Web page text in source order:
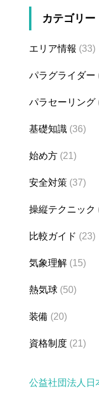
カテゴリー
エリア情報 (33)
パラグライダー
パラセーリング
基礎知識 (36)
始め方 (21)
安全対策 (37)
操縦テクニック
比較ガイド (23)
気象理解 (15)
熱気球 (50)
装備 (20)
資格制度 (21)
公益社団法人日